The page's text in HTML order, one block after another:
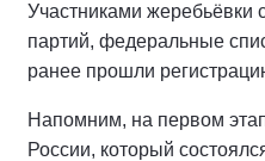
Участниками жеребьёвки
партий, федеральные
ранее прошли
Напомним, на первом
России, который